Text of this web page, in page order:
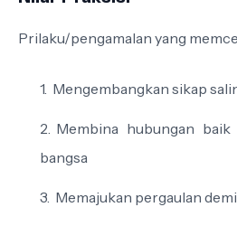
Prilaku/pengamalan yang
Mengembangkan sikap
Membina hubungan
bangsa
Memajukan pergaulan